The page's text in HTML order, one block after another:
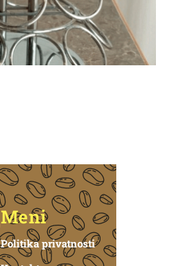
Meni
Politika privatnosti